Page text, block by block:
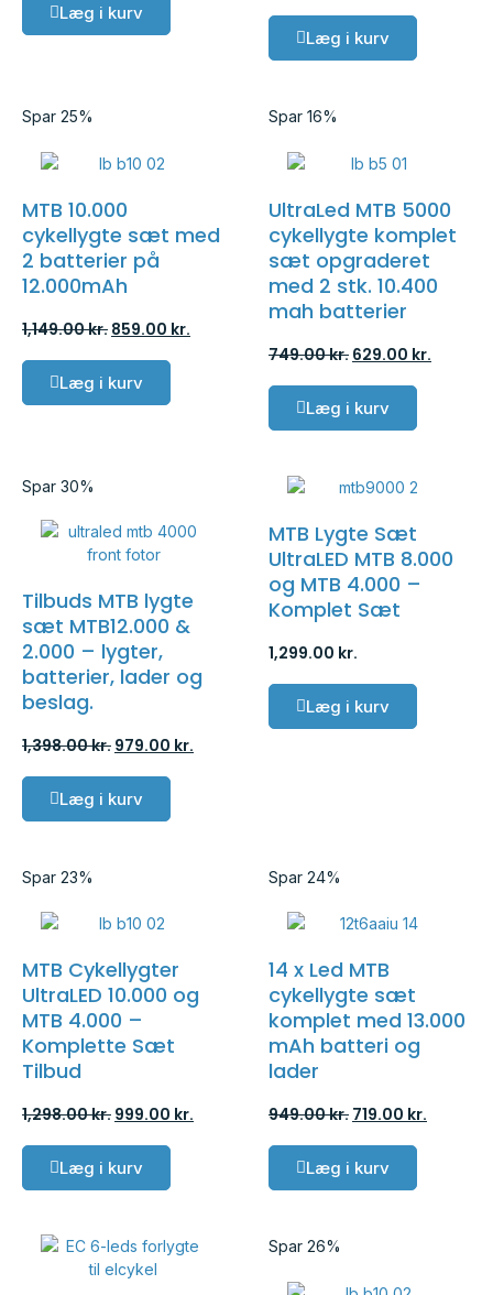
Læg i kurv
Læg i kurv
Spar 25%
MTB 10.000
cykellygte sæt med
2 batterier på
12.000mAh
1,149.00kr. 859.00 kr.
Læg i kurv
Spar 16%
UltraLed MTB 5000
cykellygte komplet
sæt opgraderet
med 2 stk. 10.400
mah batterier
749.00kr. 629.00 kr.
Læg i kurv
Spar 30%
Tilbuds MTB lygte
sæt MTB12.000 &
2.000 – lygter,
batterier, lader og
beslag.
1,398.00kr. 979.00 kr.
Læg i kurv
MTB Lygte Sæt
UltraLED MTB 8.000
og MTB 4.000 –
Komplet Sæt
1,299.00 kr.
Læg i kurv
Spar 23%
MTB Cykellygter
UltraLED 10.000 og
MTB 4.000 –
Komplette Sæt
Tilbud
1,298.00kr. 999.00 kr.
Læg i kurv
Spar 24%
14 x Led MTB
cykellygte sæt
komplet med 13.000
mAh batteri og
lader
949.00kr. 719.00 kr.
Læg i kurv
Spar 26%